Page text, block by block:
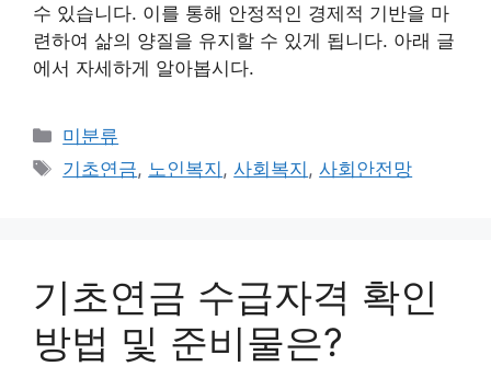
수 있습니다. 이를 통해 안정적인 경제적 기반을 마
련하여 삶의 양질을 유지할 수 있게 됩니다. 아래 글
에서 자세하게 알아봅시다.
Categories
미분류
Tags
기초연금, 노인복지 ,사회복지 ,사회안전망
기초연금 수급자격 확인
방법 및 준비물은?